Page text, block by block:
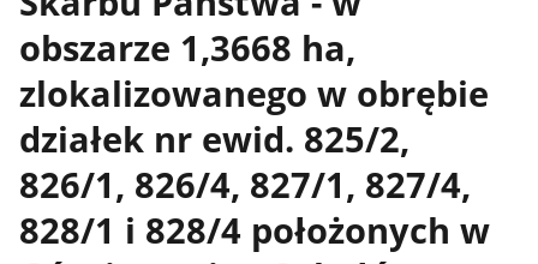
obszarze 1,3668 ha,
zlokalizowanego w obrębie
działek nr ewid. 825/2,
826/1, 826/4, 827/1, 827/4,
828/1 i 828/4 położonych w